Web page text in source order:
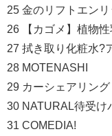
25 金のリフトエンリ
26 【カゴメ】植物
27 拭き取り化粧水?
28 MOTENASHI
29 カーシェアリング
30 NATURAL待受け
31 COMEDIA!